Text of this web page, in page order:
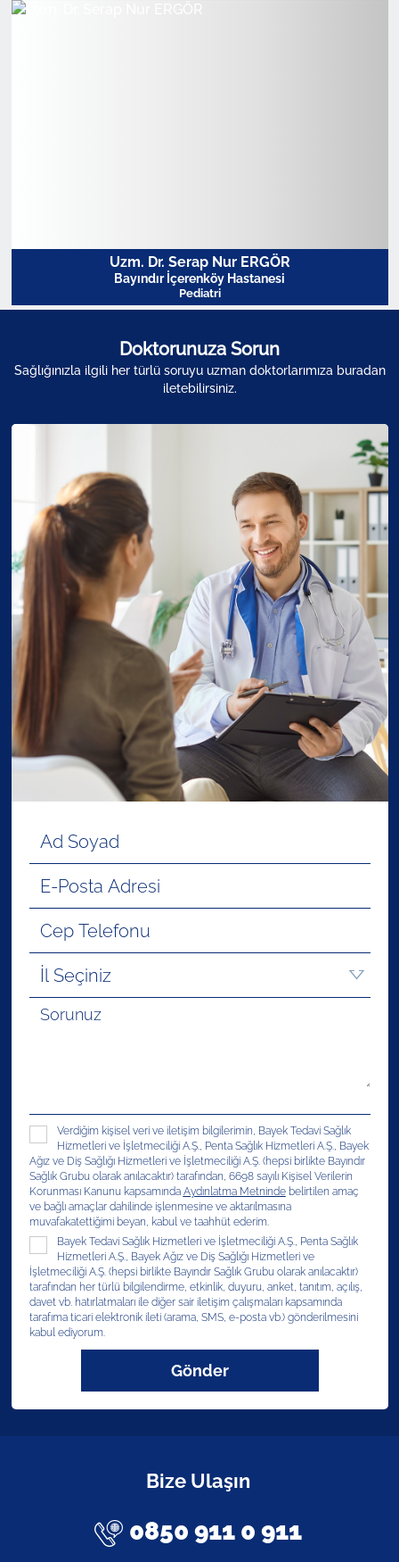
Uzm. Dr. Serap Nur ERGÖR
Bayındır İçerenköy Hastanesi
Pediatri
Profili Görüntüle
Doktorunuza Sorun
Sağlığınızla ilgili her türlü soruyu uzman doktorlarımıza buradan
iletebilirsiniz.
Verdiğim kişisel veri ve iletişim bilgilerimin, Bayek Tedavi Sağlık
Hizmetleri ve İşletmeciliği A.Ş., Penta Sağlık Hizmetleri A.Ş., Bayek
Ağız ve Diş Sağlığı Hizmetleri ve İşletmeciliği A.Ş. (hepsi birlikte Bayındır
Sağlık Grubu olarak anılacaktır) tarafından, 6698 sayılı Kişisel Verilerin
Korunması Kanunu kapsamında Aydınlatma Metnindebelirtilen amaç
ve bağlı amaçlar dahilinde işlenmesine ve aktarılmasına
muvafakatettiğimi beyan, kabul ve taahhüt ederim.
Bayek Tedavi Sağlık Hizmetleri ve İşletmeciliği A.Ş., Penta Sağlık
Hizmetleri A.Ş., Bayek Ağız ve Diş Sağlığı Hizmetleri ve
İşletmeciliği A.Ş. (hepsi birlikte Bayındır Sağlık Grubu olarak anılacaktır)
tarafından her türlü bilgilendirme, etkinlik, duyuru, anket, tanıtım, açılış,
davet vb. hatırlatmaları ile diğer sair iletişim çalışmaları kapsamında
tarafıma ticari elektronik ileti (arama, SMS, e-posta vb.) gönderilmesini
kabul ediyorum.
Gönder
Bize Ulaşın
0850 911 0 911